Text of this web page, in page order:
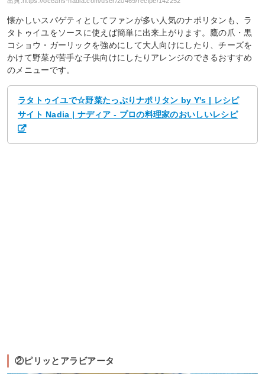
懐かしいスパゲティとしてファンが多い人気のナポリタンも、ラ
タトゥイユをソースに使えば簡単に出来上がります。鷹の爪・黒
コショウ・ガーリックを強めにして大人向けにしたり、チーズを
かけて野菜が苦手な子供向けにしたりアレンジのできるおすすめ
のメニューです。
ラタトゥイユで☆野菜たっぷりナポリタン by Y's | レシピ
サイト Nadia | ナディア - プロの料理家のおいしいレシピ
②ピリッとアラビアータ